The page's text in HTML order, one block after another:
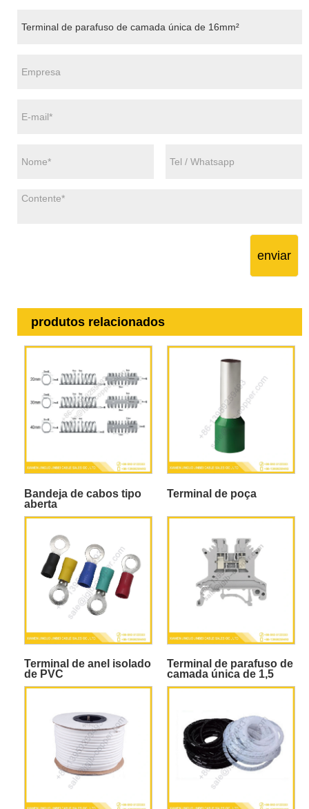
enviar
produtos relacionados
Bandeja de cabos tipo
aberta
Terminal de poça
Terminal de anel isolado
de PVC
Terminal de parafuso de
camada única de 1,5
mm²